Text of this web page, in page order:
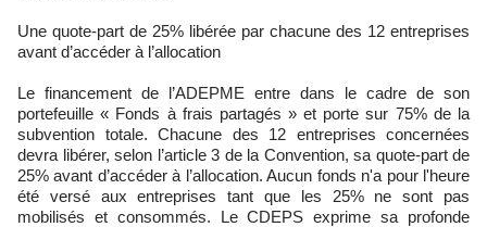
Une quote-part de 25% libérée par chacune des 12 entreprises
avant d’accéder à l’allocation
Le financement de l’ADEPME entre dans le cadre de son
portefeuille « Fonds à frais partagés » et porte sur 75% de la
subvention totale. Chacune des 12 entreprises concernées
devra libérer, selon l’article 3 de la Convention, sa quote-part de
25% avant d’accéder à l’allocation. Aucun fonds n'a pour l'heure
été versé aux entreprises tant que les 25% ne sont pas
mobilisés et consommés. Le CDEPS exprime sa profonde